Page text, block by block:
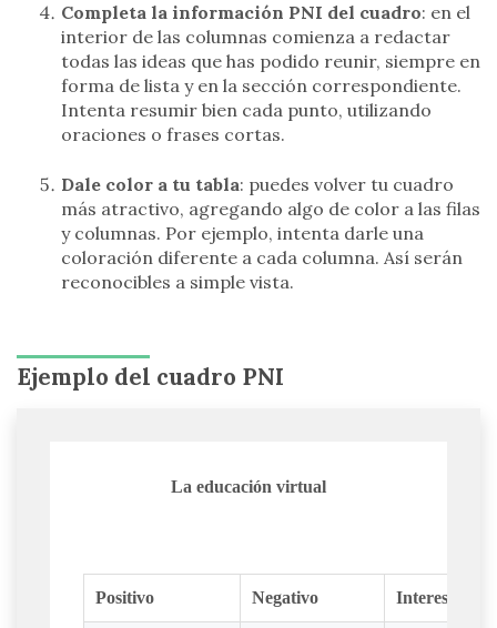
Completa la información PNI del cuadro: en el
interior de las columnas comienza a redactar
todas las ideas que has podido reunir, siempre en
forma de lista y en la sección correspondiente.
Intenta resumir bien cada punto, utilizando
oraciones o frases cortas.
Dale color a tu tabla: puedes volver tu cuadro
más atractivo, agregando algo de color a las filas
y columnas. Por ejemplo, intenta darle una
coloración diferente a cada columna. Así serán
reconocibles a simple vista.
Ejemplo del cuadro PNI
La educación virtual
Positivo Negativo Interesante